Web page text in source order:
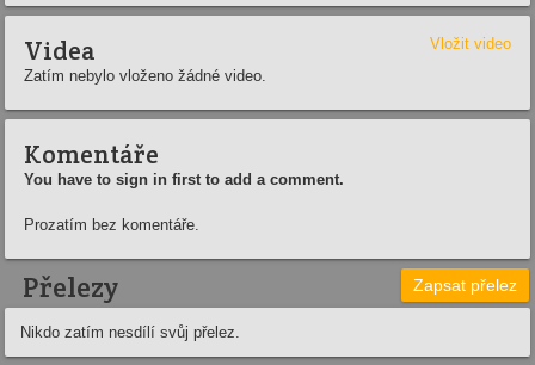
Videa
Vložit video
Zatím nebylo vloženo žádné video.
Komentáře
You have to sign in first to add a comment.
Prozatím bez komentáře.
Přelezy Zapsat přelez
Nikdo zatím nesdílí svůj přelez.